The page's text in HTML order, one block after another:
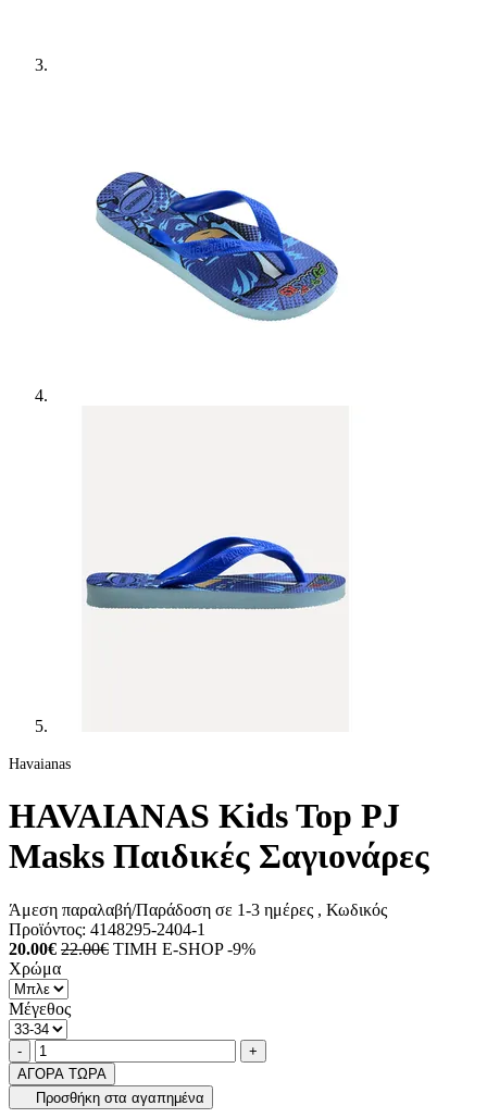
Havaianas
HAVAIANAS Kids Top PJ
Masks Παιδικές Σαγιονάρες
Άμεση παραλαβή/Παράδοση σε 1-3 ημέρες , Κωδικός
Προϊόντος: 4148295-2404-1
20.00€ 22.00€ ΤΙΜΗ E-SHOP -9%
Χρώμα
Μέγεθος
Ποσότητα
-product.increase.quantity +
ΑΓΟΡΑ ΤΩΡΑ
Προσθήκη στα αγαπημένα